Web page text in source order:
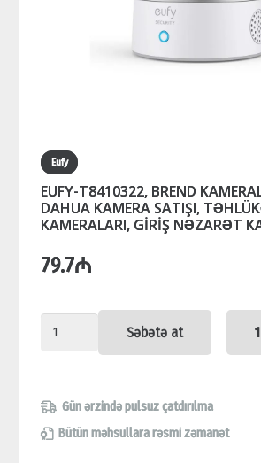
Eufy
EUFY-T8410322, BREND
DAHUA KAMERA SATIŞI,
KAMERALARI, GİRİŞ NƏZARƏT
79.7₼
EUFY-
KAMERALARIN
SATIŞI,
Səbətə at
Gün ərzində pulsuz çatdırılma
Bütün məhsullara rəsmi zəmanət